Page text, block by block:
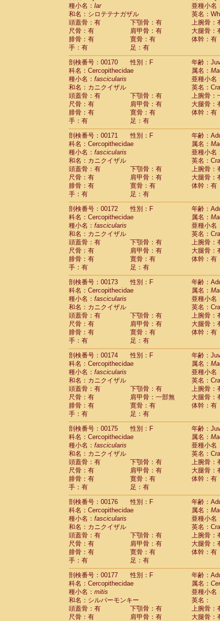
種小名： lar
亜種小名
和名：シロテテナガザル
英名：
頭蓋骨：有
下顎骨：有
上腕骨：
尺骨：有
肩甲骨：有
大腿骨：
腓骨：有
寛骨：有
体幹：有
手：有
足：有
剖検番号：00170
性別：F
年齢：
科名：Cercopithecidae
属名：
種小名： fascicularis
亜種小名
和名：カニクイザル
英名：
頭蓋骨：有
下顎骨：有
上腕骨：
尺骨：有
肩甲骨：有
大腿骨：
腓骨：有
寛骨：有
体幹：有
手：有
足：有
剖検番号：00171
性別：F
年齢：
科名：Cercopithecidae
属名：
種小名： fascicularis
亜種小名
和名：カニクイザル
英名：
頭蓋骨：有
下顎骨：有
上腕骨：
尺骨：有
肩甲骨：有
大腿骨：
腓骨：有
寛骨：有
体幹：有
手：有
足：有
剖検番号：00172
性別：F
年齢：
科名：Cercopithecidae
属名：
種小名： fascicularis
亜種小名
和名：カニクイザル
英名：
頭蓋骨：有
下顎骨：有
上腕骨：
尺骨：有
肩甲骨：有
大腿骨：
腓骨：有
寛骨：有
体幹：有
手：有
足：有
剖検番号：00173
性別：F
年齢：
科名：Cercopithecidae
属名：
種小名： fascicularis
亜種小名
和名：カニクイザル
英名：
頭蓋骨：有
下顎骨：有
上腕骨：
尺骨：有
肩甲骨：有
大腿骨：
腓骨：有
寛骨：有
体幹：有
手：有
足：有
剖検番号：00174
性別：F
年齢：
科名：Cercopithecidae
属名：
種小名： fascicularis
亜種小名
和名：カニクイザル
英名：
頭蓋骨：有
下顎骨：有
上腕骨：
尺骨：有
肩甲骨：一部無
大腿骨：
腓骨：有
寛骨：有
体幹：有
手：有
足：有
剖検番号：00175
性別：F
年齢：
科名：Cercopithecidae
属名：
種小名： fascicularis
亜種小名
和名：カニクイザル
英名：
頭蓋骨：有
下顎骨：有
上腕骨：
尺骨：有
肩甲骨：有
大腿骨：
腓骨：有
寛骨：有
体幹：有
手：有
足：有
剖検番号：00176
性別：F
年齢：
科名：Cercopithecidae
属名：
種小名： fascicularis
亜種小名
和名：カニクイザル
英名：
頭蓋骨：有
下顎骨：有
上腕骨：
尺骨：有
肩甲骨：有
大腿骨：
腓骨：有
寛骨：有
体幹：有
手：有
足：有
剖検番号：00177
性別：F
年齢：
科名：Cercopithecidae
属名：
種小名： mitis
亜種小名
和名：シルバーモンキー
英名：
頭蓋骨：有
下顎骨：有
上腕骨：
尺骨：有
肩甲骨：有
大腿骨：